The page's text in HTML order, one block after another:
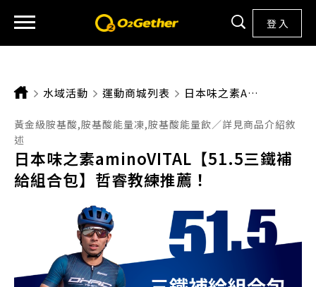
登 入
水域活動 運動商城列表 CURRENT: 日本味之素AMINOVITAL【51.5三鐵補給組合包】哲睿教練推薦！
黃金級胺基酸,胺基酸能量凍,胺基酸能量飲／詳見商品介紹敘
述
日本味之素aminoVITAL【51.5三鐵補
給組合包】哲睿教練推薦！